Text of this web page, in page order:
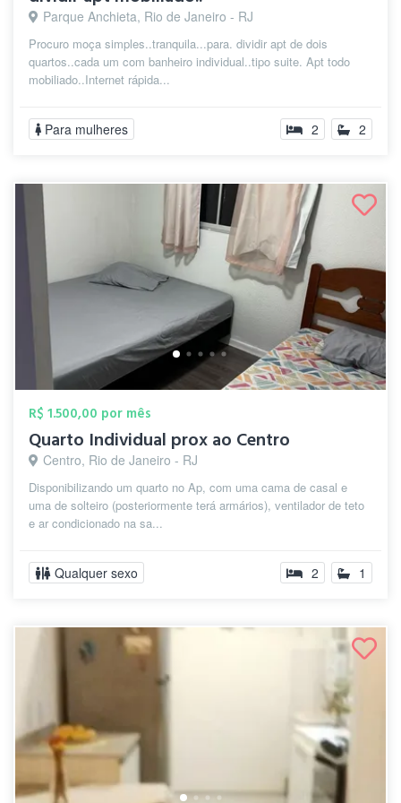
Parque Anchieta, Rio de Janeiro - RJ
Procuro moça simples..tranquila...para. dividir apt de dois
quartos..cada um com banheiro individual..tipo suite. Apt todo
mobiliado..Internet rápida...
Para mulheres 2 2
R$ 1.500,00 por mês
Quarto Individual prox ao Centro
Centro, Rio de Janeiro - RJ
Disponibilizando um quarto no Ap, com uma cama de casal e
uma de solteiro (posteriormente terá armários), ventilador de teto
e ar condicionado na sa...
Qualquer sexo 2 1